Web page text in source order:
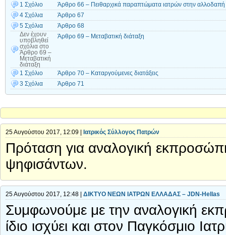
1 Σχόλιο
Άρθρο 66 – Πειθαρχικά παραπτώματα ιατρών στην αλλοδαπή
4 Σχόλια
Άρθρο 67
5 Σχόλια
Άρθρο 68
Δεν έχουν
υποβληθεί
σχόλια στο
Άρθρο 69 –
Μεταβατική
διάταξη
Άρθρο 69 – Μεταβατική διάταξη
1 Σχόλιο
Άρθρο 70 – Καταργούμενες διατάξεις
3 Σχόλια
Άρθρο 71
25 Αυγούστου 2017, 12:09 | Ιατρικός Σύλλογος Πατρών
Πρόταση για αναλογική
ψηφισάντων.
25 Αυγούστου 2017, 12:48 | ΔΙΚΤΥΟ ΝΕΩΝ ΙΑΤΡΩΝ ΕΛΛΑΔΑΣ – JDN-Hellas
Συμφωνούμε με την αναλογική
ίδιο ισχύει και στον Παγκόσμιο